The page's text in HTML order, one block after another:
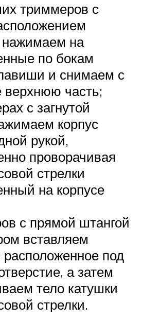
триммеров с
нажимаем на
по бокам
и снимаем с
верхнюю часть;
с загнутой
корпус
рукой,
проворачивая
стрелки
на корпусе
с прямой штангой
вставляем
расположенное под
а затем
тело катушки
стрелки.